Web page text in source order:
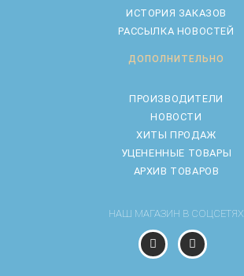
ИСТОРИЯ ЗАКАЗОВ
РАССЫЛКА НОВОСТЕЙ
ДОПОЛНИТЕЛЬНО
ПРОИЗВОДИТЕЛИ
НОВОСТИ
ХИТЫ ПРОДАЖ
УЦЕНЕННЫЕ ТОВАРЫ
АРХИВ ТОВАРОВ
НАШ МАГАЗИН В СОЦСЕТЯХ